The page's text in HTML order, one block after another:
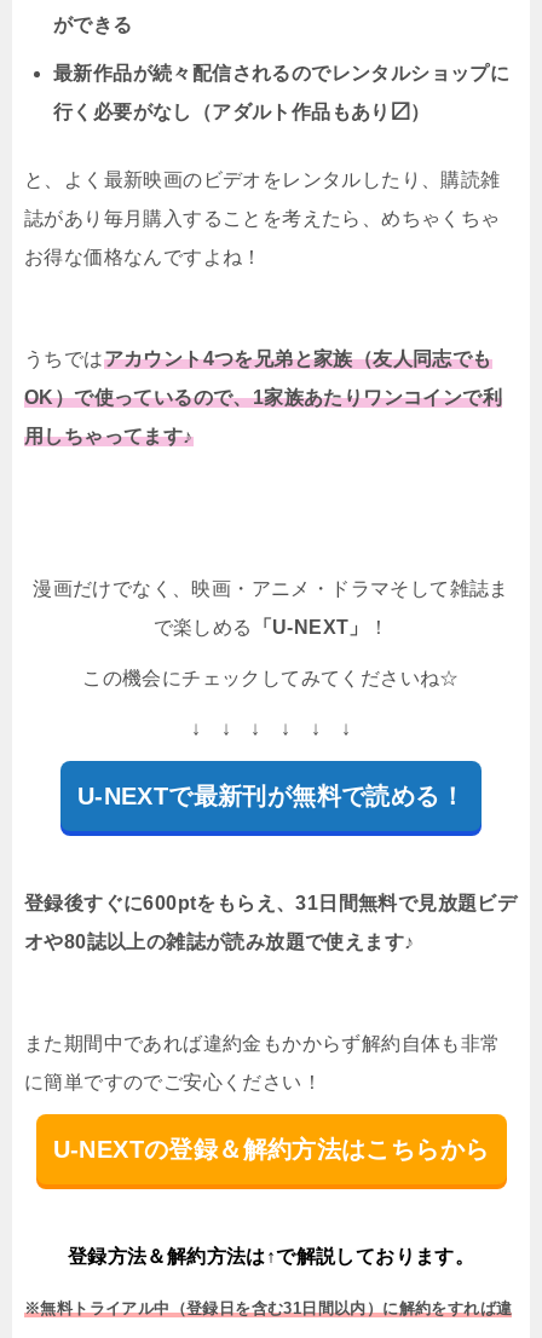
ができる
最新作品が続々配信されるのでレンタルショップに
行く必要がなし（アダルト作品もあり〼）
と、よく最新映画のビデオをレンタルしたり、購読雑
誌があり毎月購入することを考えたら、めちゃくちゃ
お得な価格なんですよね！
うちではアカウント4つを兄弟と家族（友人同志でも
OK）で使っているので、1家族あたりワンコインで利
用しちゃってます♪
漫画だけでなく、映画・アニメ・ドラマそして雑誌ま
で楽しめる
「U-NEXT」 ！
この機会にチェックしてみてくださいね☆
↓ ↓ ↓ ↓ ↓ ↓
U-NEXTで最新刊が無料で読める！
登録後すぐに600ptをもらえ、31日間無料で見放題ビデ
オや80誌以上の雑誌が読み放題で使えます♪
また期間中であれば違約金もかからず解約自体も非常
に簡単ですのでご安心ください！
U-NEXTの登録＆解約方法はこちらから
登録方法＆解約方法は↑で解説しております。
※無料トライアル中（登録日を含む31日間以内）に解約をすれば違